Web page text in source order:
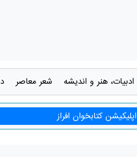
ادبيات، هنر و انديشه شعر معاصر
کتابخوان افراز